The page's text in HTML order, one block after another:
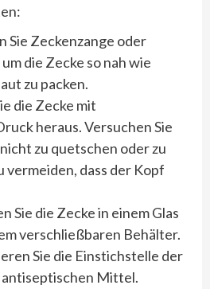
Sie Zeckenzange oder
die Zecke so nah wie
zu packen.
die Zecke mit
heraus. Versuchen Sie
zu quetschen oder zu
vermeiden, dass der Kopf
Sie die Zecke in einem Glas
verschließbaren Behälter.
Sie die Einstichstelle der
antiseptischen Mittel.